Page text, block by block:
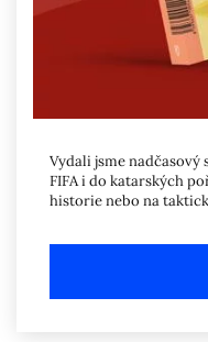
Vydali jsme nadčasový
FIFA i do katarských
historie nebo na